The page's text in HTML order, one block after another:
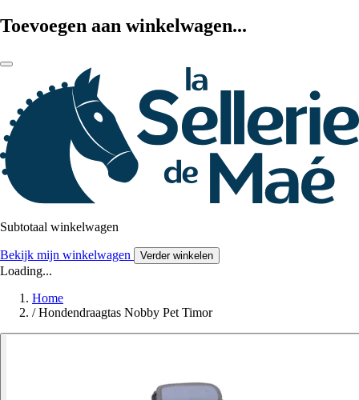
Toevoegen aan winkelwagen...
Subtotaal winkelwagen
Bekijk mijn winkelwagen Verder winkelen
Loading...
Home
/ Hondendraagtas Nobby Pet Timor